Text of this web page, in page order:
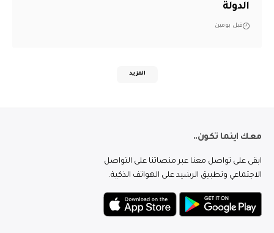
الدولة
قبل يومين
المزيد
معك اينما تكون..
ابقى على تواصل معنا عبر منصاتنا على التواصل
الاجتماعي وتطبيق الرشيد على الهواتف الذكية.